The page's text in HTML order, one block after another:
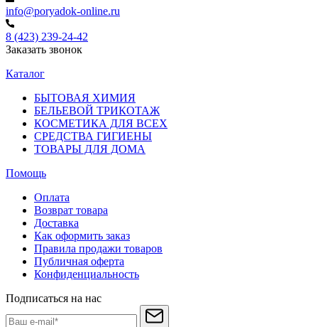
info@poryadok-online.ru
8 (423) 239-24-42
Заказать звонок
Каталог
БЫТОВАЯ ХИМИЯ
БЕЛЬЕВОЙ ТРИКОТАЖ
КОСМЕТИКА ДЛЯ ВСЕХ
СРЕДСТВА ГИГИЕНЫ
ТОВАРЫ ДЛЯ ДОМА
Помощь
Оплата
Возврат товара
Доставка
Как оформить заказ
Правила продажи товаров
Публичная оферта
Конфиденциальность
Подписаться на нас